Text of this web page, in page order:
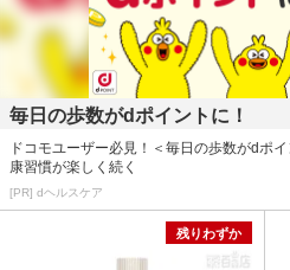
毎日の歩数がdポイントに！
ドコモユーザー必見！＜毎日の歩数がdポ
康習慣が楽しく続く
[PR] dヘルスケア
残りわずか